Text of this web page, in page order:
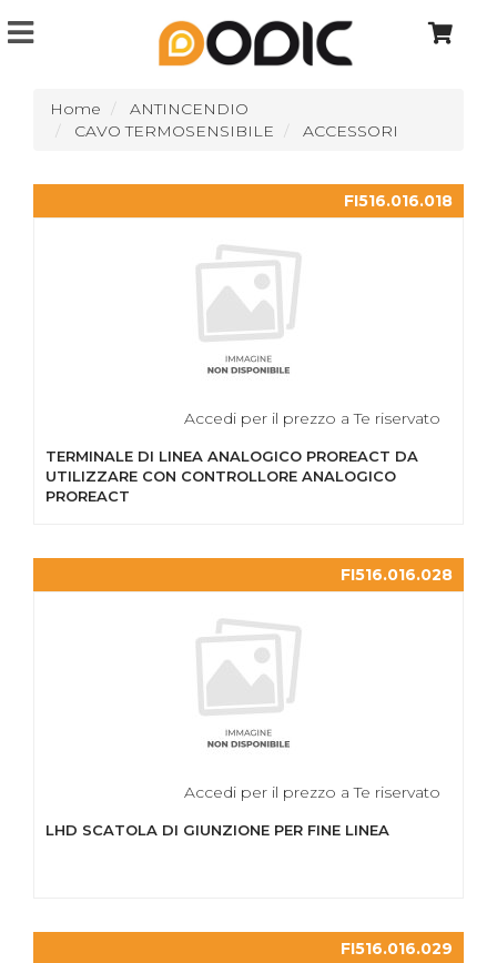
Home
ANTINCENDIO
CAVO TERMOSENSIBILE
ACCESSORI
FI516.016.018
Accedi per il prezzo a Te riservato
TERMINALE DI LINEA ANALOGICO PROREACT DA
UTILIZZARE CON CONTROLLORE ANALOGICO
PROREACT
FI516.016.028
Accedi per il prezzo a Te riservato
LHD SCATOLA DI GIUNZIONE PER FINE LINEA
FI516.016.029